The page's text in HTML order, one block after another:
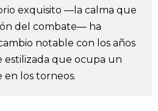
exquisito —la calma que
del combate— ha
notable con los años
estilizada que ocupa un
en los torneos.